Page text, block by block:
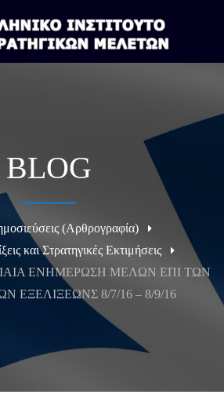
BLOG
(Αρθρογραφία)
και Στρατηγικές Εκτιμήσεις
ΕΝΗΜΕΡΩΣΗ ΜΕΛΩΝ ΕΠΙ ΤΩΝ
ΕΞΕΛΙΞΕΩΝΣ 8/7/16 – 8/9/16